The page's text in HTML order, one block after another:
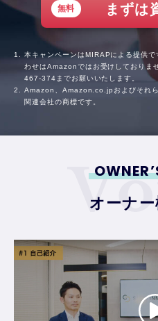
無料 まずは
本キャンペーンはMIRAPによる提供
わせはAmazonではお受けしておりま
467-374 までお願いいたします。
Amazon、Amazon.co.jpおよびそれ
関連会社の商標です。
オーナ